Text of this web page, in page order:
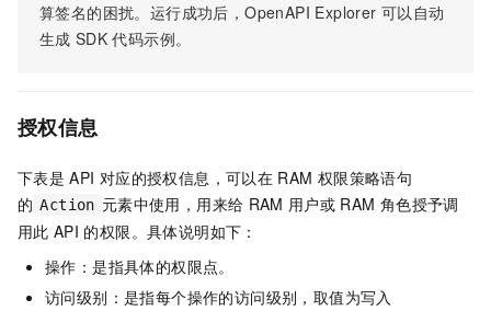
算签名的困扰。运行成功后，OpenAPI Explorer 可以自动
生成 SDK 代码示例。
授权信息
下表是 API 对应的授权信息，可以在 RAM 权限策略语句
的 Action 元素中使用，用来给 RAM 用户或 RAM 角色授予调
用此 API 的权限。具体说明如下：
操作：是指具体的权限点。
访问级别：是指每个操作的访问级别，取值为写入